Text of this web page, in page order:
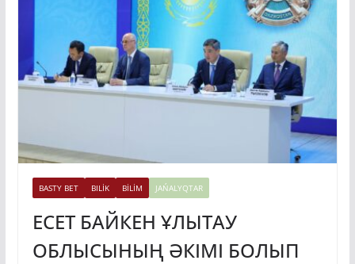
BASTY BET BILİK BİLİM JAŃALYQTAR
ЕСЕТ БАЙКЕН ҰЛЫТАУ
ОБЛЫСЫНЫҢ ӘКІМІ БОЛЫП